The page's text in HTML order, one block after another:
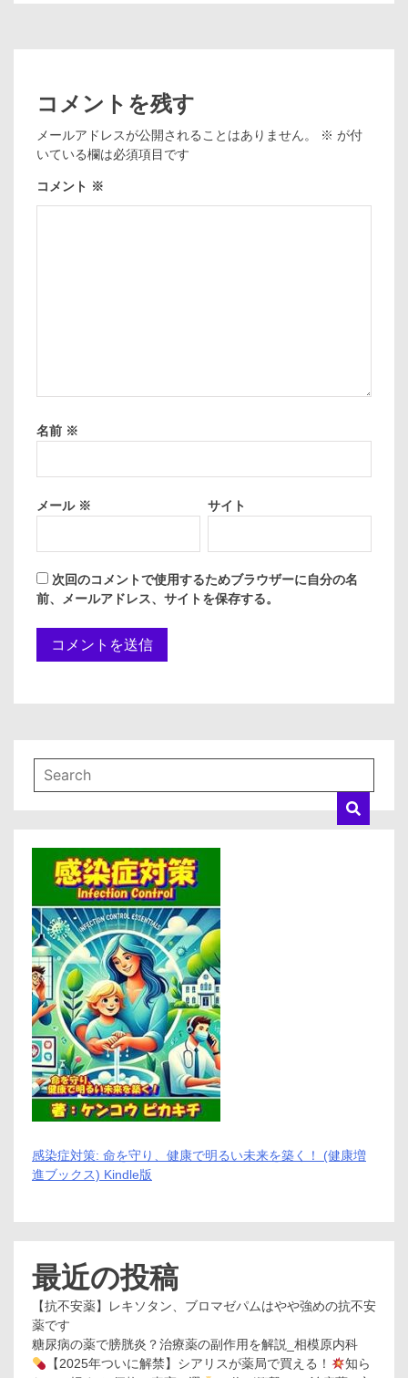
コメントを残す
メールアドレスが公開されることはありません。 ※ が付
いている欄は必須項目です
コメント ※
名前 ※
メール ※ サイト
次回のコメントで使用するためブラウザーに自分の名
前、メールアドレス、サイトを保存する。
感染症対策: 命を守り、健康で明るい未来を築く！ (健康増
進ブックス) Kindle版
最近の投稿
【抗不安薬】レキソタン、ブロマゼパムはやや強めの抗不安
薬です
糖尿病の薬で膀胱炎？治療薬の副作用を解説_相模原内科
【2025年ついに解禁】シアリスが薬局で買える！
知ら